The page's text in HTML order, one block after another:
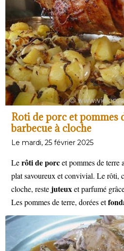
d’arbres sur le côté droit du
stop ! regardez au sol pas en
petit trésor ?Qui trouve mon
dégustation d'un bon repas.
Roti de porc et pommes
barbecue à cloche
Le mardi, 25 février 2025
Lerôti de porcet pommes de terre
plat savoureux et convivial. Le rôti,
cloche, reste juteuxet parfumé
Les pommes de terre, dorées et
sucs de cuisson pour unrésultat